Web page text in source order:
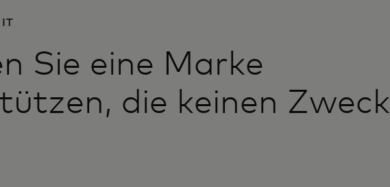
Sie eine Marke
die keinen Zweck